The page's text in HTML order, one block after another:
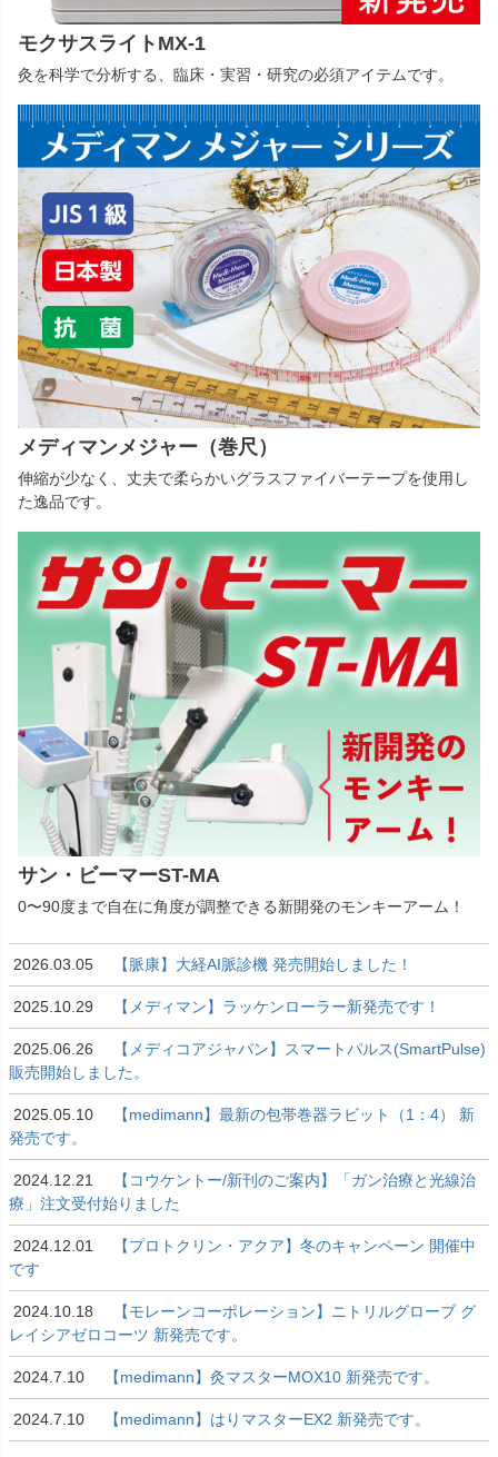
モクサスライトMX-1
灸を科学で分析する、臨床・実習・研究の必須アイテムです。
メディマンメジャー（巻尺）
伸縮が少なく、丈夫で柔らかいグラスファイバーテープを使用し
た逸品です。
サン・ビーマーST-MA
0〜90度まで自在に角度が調整できる新開発のモンキーアーム！
2026.03.05 【脈康】大経AI脈診機 発売開始しました！
2025.10.29 【メディマン】ラッケンローラー新発売です！
2025.06.26
【メディコアジャパン】スマートパルス(SmartPulse)
販売開始しました。
2025.05.10
【medimann】最新の包帯巻器ラビット（1：4） 新
発売です。
2024.12.21
【コウケントー/新刊のご案内】「ガン治療と光線治
療」注文受付始りました
2024.12.01
【プロトクリン・アクア】冬のキャンペーン 開催中
です
2024.10.18
【モレーンコーポレーション】ニトリルグローブ グ
レイシアゼロコーツ 新発売です。
2024.7.10 【medimann】灸マスターMOX10 新発売です。
2024.7.10 【medimann】はりマスターEX2 新発売です。